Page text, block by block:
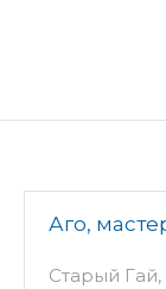
Аго,
Старый